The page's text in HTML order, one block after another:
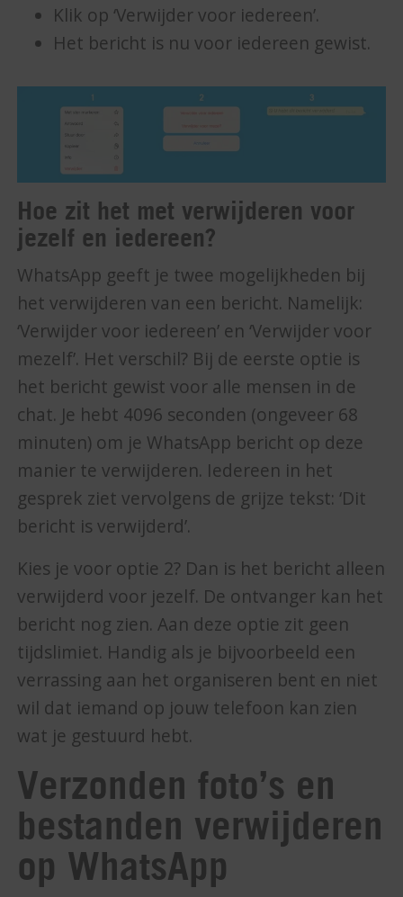
Klik op ‘Verwijder voor iedereen’.
Het bericht is nu voor iedereen gewist.
Hoe zit het met verwijderen voor
jezelf en iedereen?
WhatsApp geeft je twee mogelijkheden bij
het verwijderen van een bericht. Namelijk:
‘Verwijder voor iedereen’ en ‘Verwijder voor
mezelf’. Het verschil? Bij de eerste optie is
het bericht gewist voor alle mensen in de
chat. Je hebt 4096 seconden (ongeveer 68
minuten) om je WhatsApp bericht op deze
manier te verwijderen. Iedereen in het
gesprek ziet vervolgens de grijze tekst: ‘Dit
bericht is verwijderd’.
Kies je voor optie 2? Dan is het bericht alleen
verwijderd voor jezelf. De ontvanger kan het
bericht nog zien. Aan deze optie zit geen
tijdslimiet. Handig als je bijvoorbeeld een
verrassing aan het organiseren bent en niet
wil dat iemand op jouw telefoon kan zien
wat je gestuurd hebt.
Verzonden foto’s en
bestanden verwijderen
op WhatsApp